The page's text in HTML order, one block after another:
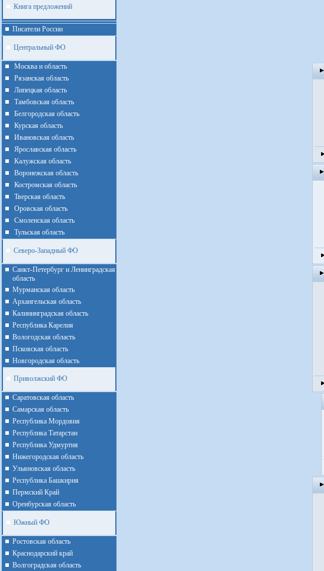
Книга предложений
Писатели России
Центральный ФО
Москва и область
Рязанская область
Липецкая область
Тамбовская область
Белгородская область
Курская область
Ивановская область
Ярославская область
Калужская область
Воронежская область
Костромская область
Тверская область
Оровская область
Смоленская область
Тульская область
Северо-Западный ФО
Санкт-Петербург и Ленинградская
область
Мурманская область
Архангельская область
Калининградская область
Республика Карелия
Вологодская область
Псковская область
Новгородская область
Приволжский ФО
Cаратовская область
Cамарская область
Республика Мордовия
Республика Татарстан
Республика Удмуртия
Нижегородская область
Ульяновская область
Республика Башкирия
Пермский Край
Оренбурская область
Южный ФО
Ростовская область
Краснодарский край
Волгоградская область